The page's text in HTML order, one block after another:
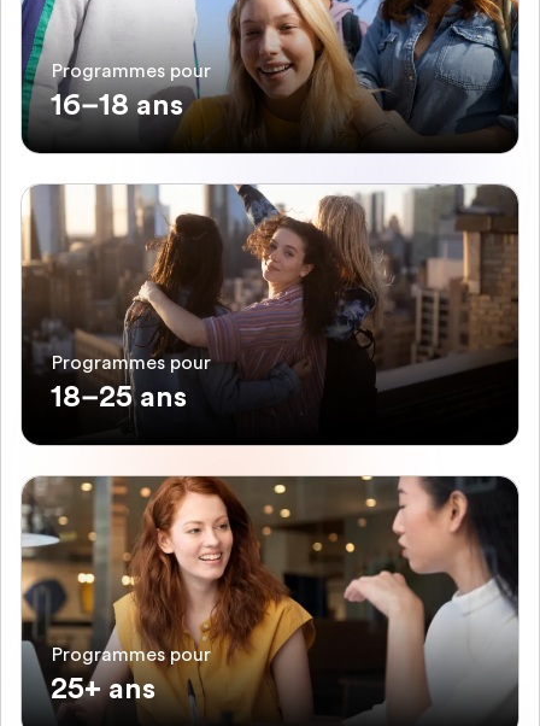
Programmes pour
16–18 ans
Programmes pour
18–25 ans
Programmes pour
25+ ans